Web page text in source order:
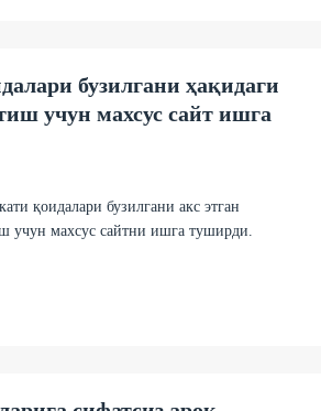
бузилгани ҳақидаги
учун махсус сайт ишга
қоидалари бузилгани акс этган
учун махсус сайтни ишга туширди.